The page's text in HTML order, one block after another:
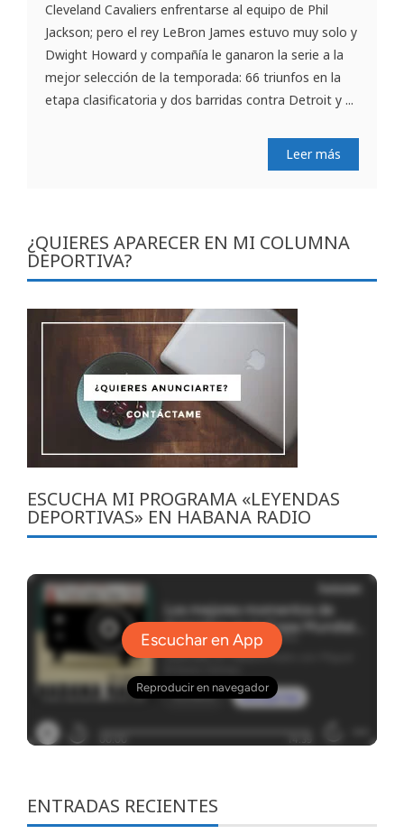
Cleveland Cavaliers enfrentarse al equipo de Phil
Jackson; pero el rey LeBron James estuvo muy solo y
Dwight Howard y compañía le ganaron la serie a la
mejor selección de la temporada: 66 triunfos en la
etapa clasificatoria y dos barridas contra Detroit y ...
Leer más
¿QUIERES APARECER EN MI COLUMNA
DEPORTIVA?
ESCUCHA MI PROGRAMA «LEYENDAS
DEPORTIVAS» EN HABANA RADIO
ENTRADAS RECIENTES